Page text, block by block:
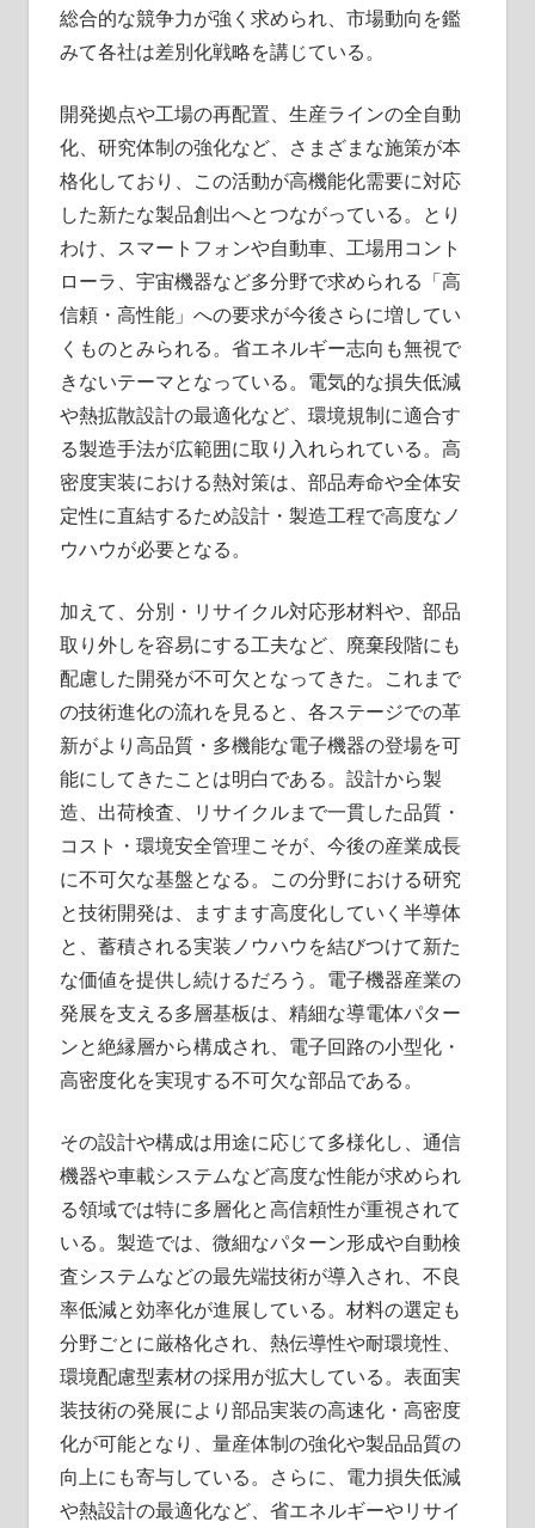
総合的な競争力が強く求められ、市場動向を鑑
みて各社は差別化戦略を講じている。
開発拠点や工場の再配置、生産ラインの全自動
化、研究体制の強化など、さまざまな施策が本
格化しており、この活動が高機能化需要に対応
した新たな製品創出へとつながっている。とり
わけ、スマートフォンや自動車、工場用コント
ローラ、宇宙機器など多分野で求められる「高
信頼・高性能」への要求が今後さらに増してい
くものとみられる。省エネルギー志向も無視で
きないテーマとなっている。電気的な損失低減
や熱拡散設計の最適化など、環境規制に適合す
る製造手法が広範囲に取り入れられている。高
密度実装における熱対策は、部品寿命や全体安
定性に直結するため設計・製造工程で高度なノ
ウハウが必要となる。
加えて、分別・リサイクル対応形材料や、部品
取り外しを容易にする工夫など、廃棄段階にも
配慮した開発が不可欠となってきた。これまで
の技術進化の流れを見ると、各ステージでの革
新がより高品質・多機能な電子機器の登場を可
能にしてきたことは明白である。設計から製
造、出荷検査、リサイクルまで一貫した品質・
コスト・環境安全管理こそが、今後の産業成長
に不可欠な基盤となる。この分野における研究
と技術開発は、ますます高度化していく半導体
と、蓄積される実装ノウハウを結びつけて新た
な価値を提供し続けるだろう。電子機器産業の
発展を支える多層基板は、精細な導電体パター
ンと絶縁層から構成され、電子回路の小型化・
高密度化を実現する不可欠な部品である。
その設計や構成は用途に応じて多様化し、通信
機器や車載システムなど高度な性能が求められ
る領域では特に多層化と高信頼性が重視されて
いる。製造では、微細なパターン形成や自動検
査システムなどの最先端技術が導入され、不良
率低減と効率化が進展している。材料の選定も
分野ごとに厳格化され、熱伝導性や耐環境性、
環境配慮型素材の採用が拡大している。表面実
装技術の発展により部品実装の高速化・高密度
化が可能となり、量産体制の強化や製品品質の
向上にも寄与している。さらに、電力損失低減
や熱設計の最適化など、省エネルギーやリサイ